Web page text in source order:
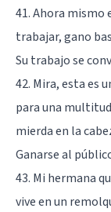
41. Ahora mismo
trabajar, gano
Su trabajo se
42. Mira, esta es
para una
mierda en la
Ganarse al
43. Mi hermana
vive en un